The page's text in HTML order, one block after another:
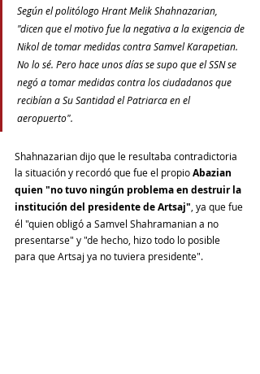
Según el politólogo Hrant Melik Shahnazarian,
"dicen que el motivo fue la negativa a la exigencia de
Nikol de tomar medidas contra Samvel Karapetian.
No lo sé. Pero hace unos días se supo que el SSN se
negó a tomar medidas contra los ciudadanos que
recibían a Su Santidad el Patriarca en el
aeropuerto".
Shahnazarian dijo que le resultaba contradictoria
la situación y recordó que fue el propio Abazian
quien "no tuvo ningún problema en destruir la
institución del presidente de Artsaj" , ya que fue
él "quien obligó a Samvel Shahramanian a no
presentarse" y "de hecho, hizo todo lo posible
para que Artsaj ya no tuviera presidente".